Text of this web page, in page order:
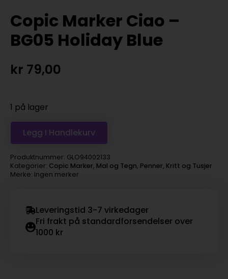
Copic Marker Ciao –
BG05 Holiday Blue
kr 79,00
1 på lager
Legg I Handlekurv
Produktnummer: GLO94002133
Kategorier: Copic Marker, Mal og Tegn, Penner, Kritt og Tusjer
Merke: Ingen merker
Leveringstid 3-7 virkedager
Fri frakt på standardforsendelser over
1000 kr